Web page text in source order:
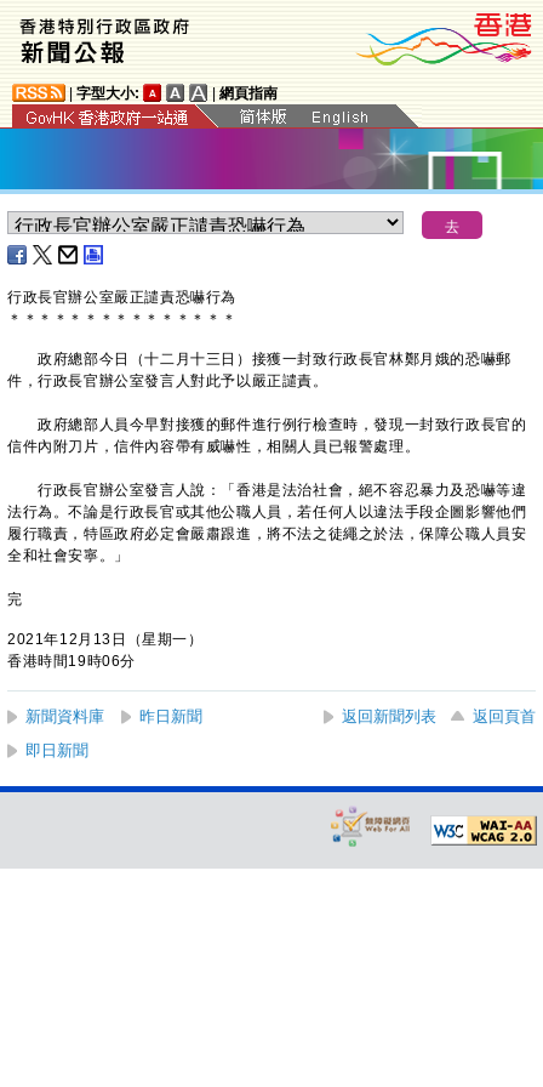
字型大小: 網頁指南
行政長官辦公室嚴正譴責恐嚇行為
＊ ＊ ＊ ＊ ＊ ＊ ＊ ＊ ＊ ＊ ＊ ＊ ＊ ＊ ＊
​政府總部今日（十二月十三日）接獲一封致行政長官林鄭月娥的恐嚇郵
件，行政長官辦公室發言人對此予以嚴正譴責。
政府總部人員今早對接獲的郵件進行例行檢查時，發現一封致行政長官的
信件內附刀片，信件內容帶有威嚇性，相關人員已報警處理。
行政長官辦公室發言人說：「香港是法治社會，絕不容忍暴力及恐嚇等違
法行為。不論是行政長官或其他公職人員，若任何人以違法手段企圖影響他們
履行職責，特區政府必定會嚴肅跟進，將不法之徒繩之於法，保障公職人員安
全和社會安寧。」
完
2021年12月13日（星期一）
香港時間19時06分
新聞資料庫 昨日新聞 返回新聞列表
返回頁首
即日新聞